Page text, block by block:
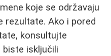
koje se održavaju
rezultate. Ako i pored
konsultujte
isključili